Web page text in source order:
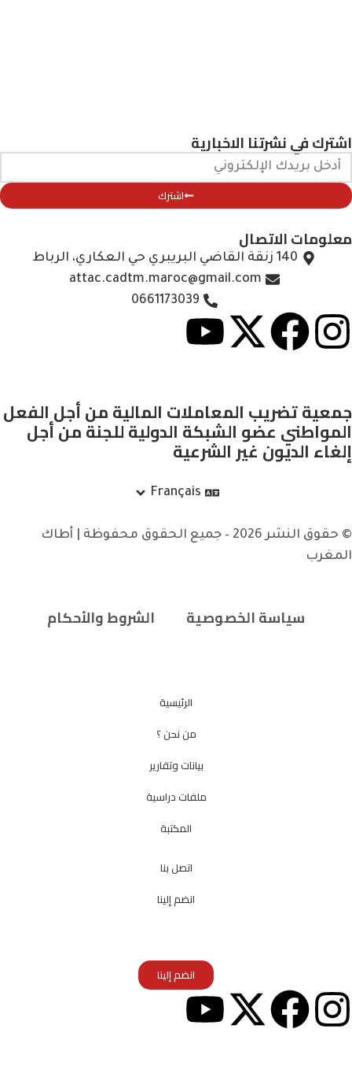
اشترك في نشرتنا الاخبارية
اشترك
معلومات الاتصال
140 زنقة القاضي البريبري حي العكاري، الرباط
attac.cadtm.maroc@gmail.com
0661173039
جمعية تضريب المعاملات المالية من أجل الفعل
المواطني عضو الشبكة الدولية للجنة من أجل
إلغاء الديون غير الشرعية
Français
© حقوق النشر 2026 – جميع الحقوق محفوظة | أطاك
المغرب
سياسة الخصوصية الشروط والأحكام
الرئيسية
من نحن ؟
بيانات وتقارير
ملفات دراسية
المكتبة
اتصل بنا
انضم إلينا
انضم إلينا